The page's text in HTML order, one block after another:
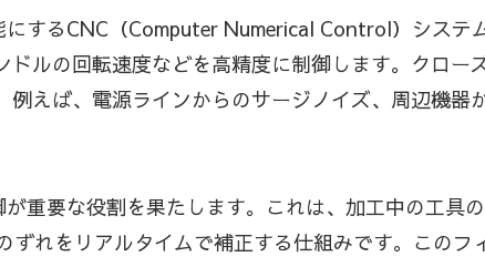
するCNC（Computer Numerical Control）システ
ルの回転速度などを高精度に制御します。クロー
えば、電源ラインからのサージノイズ、周辺機器
重要な役割を果たします。これは、加工中の工具
れをリアルタイムで補正する仕組みです。この